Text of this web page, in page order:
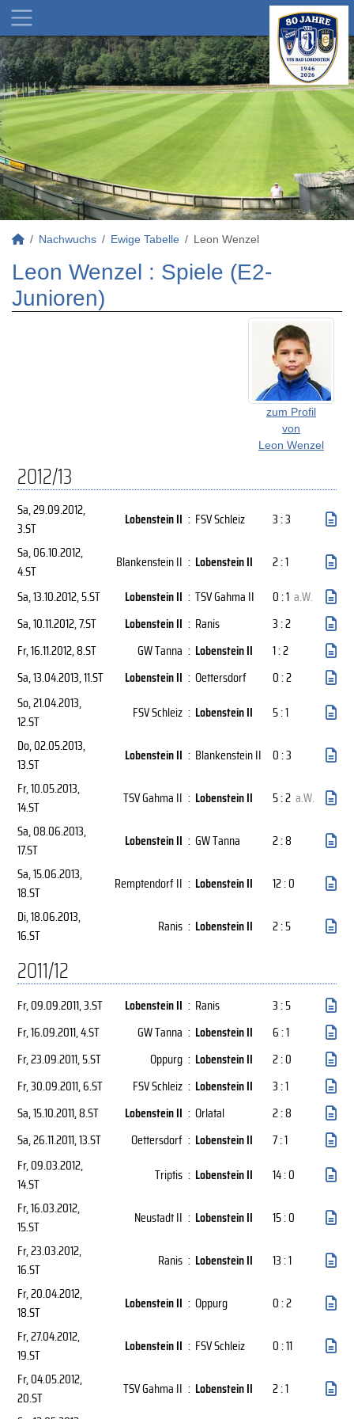
Nachwuchs Ewige Tabelle Leon Wenzel
Leon Wenzel : Spiele (E2-
Junioren)
zum Profil
von
Leon Wenzel
2012/13
Sa, 29.09.2012,
3.ST
Lobenstein II : FSV Schleiz
3 : 3
Sa, 06.10.2012,
4.ST
Blankenstein II : Lobenstein II
2 : 1
Sa, 13.10.2012, 5.ST Lobenstein II : TSV Gahma II 0 : 1 a.W.
Sa, 10.11.2012, 7.ST Lobenstein II : Ranis
3 : 2
Fr, 16.11.2012, 8.ST GW Tanna : Lobenstein II
1 : 2
Sa, 13.04.2013, 11.ST Lobenstein II : Oettersdorf
0 : 2
So, 21.04.2013,
12.ST
FSV Schleiz : Lobenstein II
5 : 1
Do, 02.05.2013,
13.ST
Lobenstein II : Blankenstein II 0 : 3
Fr, 10.05.2013,
14.ST
TSV Gahma II : Lobenstein II 5 : 2 a.W.
Sa, 08.06.2013,
17.ST
Lobenstein II : GW Tanna
2 : 8
Sa, 15.06.2013,
18.ST
Remptendorf II : Lobenstein II
12 : 0
Di, 18.06.2013,
16.ST
Ranis : Lobenstein II 2 : 5
2011/12
Fr, 09.09.2011, 3.ST Lobenstein II : Ranis
3 : 5
Fr, 16.09.2011, 4.ST GW Tanna : Lobenstein II
6 : 1
Fr, 23.09.2011, 5.ST Oppurg : Lobenstein II
2 : 0
Fr, 30.09.2011, 6.ST FSV Schleiz : Lobenstein II
3 : 1
Sa, 15.10.2011, 8.ST Lobenstein II : Orlatal
2 : 8
Sa, 26.11.2011, 13.ST Oettersdorf : Lobenstein II
7 : 1
Fr, 09.03.2012,
14.ST
Triptis : Lobenstein II
14 : 0
Fr, 16.03.2012,
15.ST
Neustadt II : Lobenstein II
15 : 0
Fr, 23.03.2012,
16.ST
Ranis : Lobenstein II
13 : 1
Fr, 20.04.2012,
18.ST
Lobenstein II : Oppurg
0 : 2
Fr, 27.04.2012,
19.ST
Lobenstein II : FSV Schleiz
0 : 11
Fr, 04.05.2012,
20.ST
TSV Gahma II : Lobenstein II
2 : 1